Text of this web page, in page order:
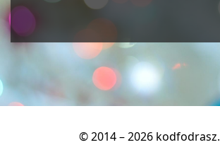
© 2014 – 2026